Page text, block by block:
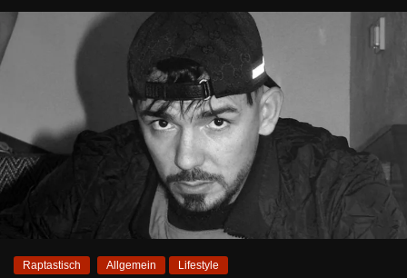
Raptastisch Allgemein Lifestyle